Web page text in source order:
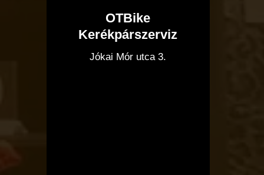
OTBike
Kerékpárszerviz
Jókai Mór utca 3.